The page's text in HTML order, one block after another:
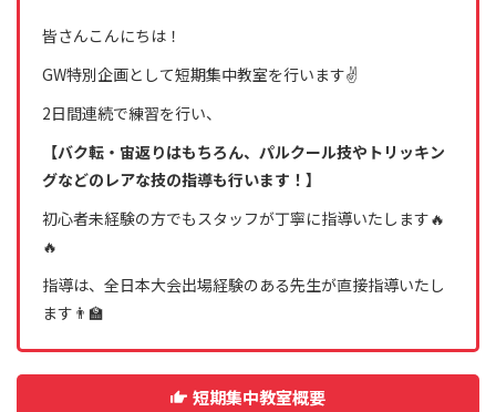
皆さんこんにちは！
GW特別企画として短期集中教室を行います✌️
2日間連続で練習を行い、
【バク転・宙返りはもちろん、パルクール技やトリッキン
グなどのレアな技の指導も行います！】
初心者未経験の方でもスタッフが丁寧に指導いたします🔥
🔥
指導は、全日本大会出場経験のある先生が直接指導いたし
ます👨‍🏫
短期集中教室概要